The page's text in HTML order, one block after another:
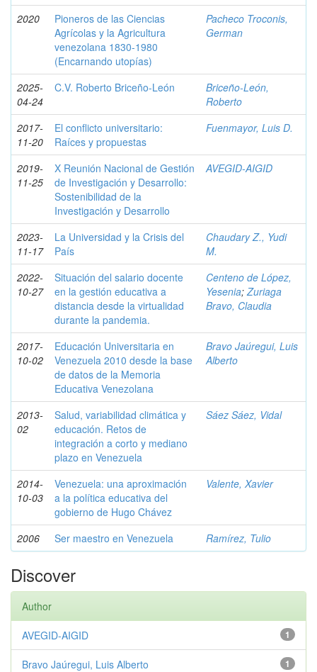
2020
Pioneros de las Ciencias
Agrícolas y la Agricultura
venezolana 1830-1980
(Encarnando utopías)
Pacheco Troconis,
German
2025-
04-24
C.V. Roberto Briceño-León
Briceño-León,
Roberto
2017-
11-20
El conflicto universitario:
Raíces y propuestas
Fuenmayor, Luis D.
2019-
11-25
X Reunión Nacional de Gestión
de Investigación y Desarrollo:
Sostenibilidad de la
Investigación y Desarrollo
AVEGID-AIGID
2023-
11-17
La Universidad y la Crisis del
País
Chaudary Z., Yudi
M.
2022-
10-27
Situación del salario docente
en la gestión educativa a
distancia desde la virtualidad
durante la pandemia.
Centeno de López,
Yesenia;Zuriaga
Bravo, Claudia
2017-
10-02
Educación Universitaria en
Venezuela 2010 desde la base
de datos de la Memoria
Educativa Venezolana
Bravo Jaúregui, Luis
Alberto
2013-
02
Salud, variabilidad climática y
educación. Retos de
integración a corto y mediano
plazo en Venezuela
Sáez Sáez, Vidal
2014-
10-03
Venezuela: una aproximación
a la política educativa del
gobierno de Hugo Chávez
Valente, Xavier
2006 Ser maestro en Venezuela Ramírez, Tulio
Discover
Author
1
AVEGID-AIGID
1
Bravo Jaúregui, Luis Alberto